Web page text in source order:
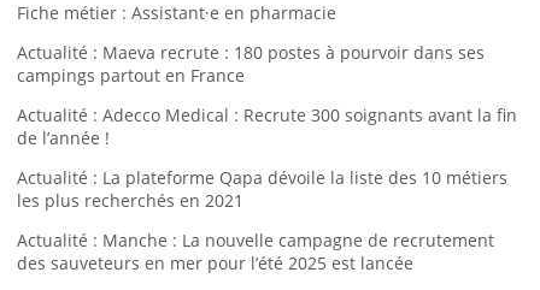
Fiche métier : Assistant·e en pharmacie
Actualité : Maeva recrute : 180 postes à pourvoir dans ses
campings partout en France
Actualité : Adecco Medical : Recrute 300 soignants avant la fin
de l’année !
Actualité : La plateforme Qapa dévoile la liste des 10 métiers
les plus recherchés en 2021
Actualité : Manche : La nouvelle campagne de recrutement
des sauveteurs en mer pour l’été 2025 est lancée